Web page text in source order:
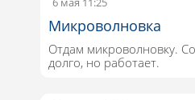
Микроволновка
Отдам микроволновку.
долго, но работает.